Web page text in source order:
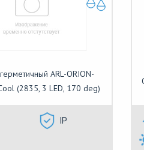
ARL-ORION-
(2835, 3 LED, 170 deg)
IP